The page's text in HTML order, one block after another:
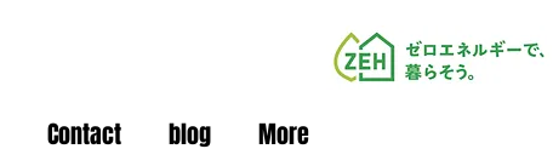
Contact blog More